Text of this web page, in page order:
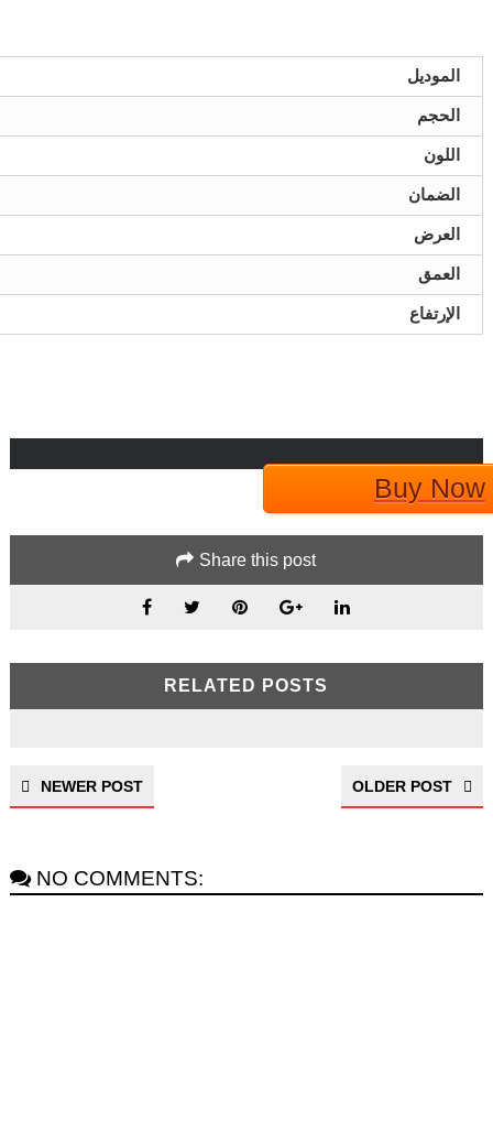
الموديل
الحجم
اللون
الضمان
العرض
العمق
الإرتفاع
Buy Now
Share this post
RELATED POSTS
NEWER POST OLDER POST
NO COMMENTS: